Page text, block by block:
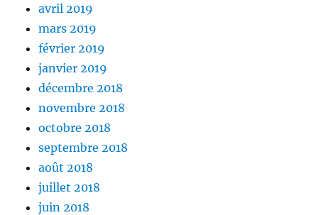
avril 2019
mars 2019
février 2019
janvier 2019
décembre 2018
novembre 2018
octobre 2018
septembre 2018
août 2018
juillet 2018
juin 2018